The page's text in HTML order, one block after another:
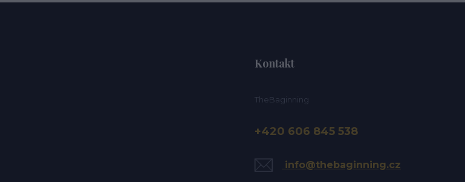
Kontakt
TheBaginning
+420 606 845 538
info@thebaginning.cz